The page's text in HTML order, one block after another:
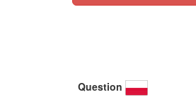
Question